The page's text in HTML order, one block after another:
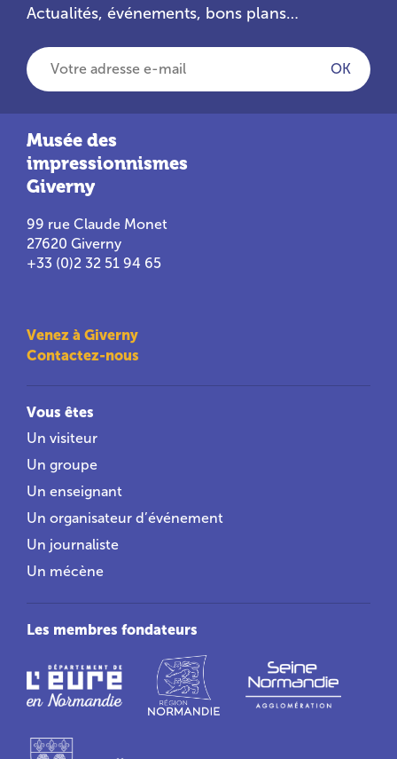
Actualités, événements, bons plans…
Votre adresse e-mail
OK
Musée des
impressionnismes
Giverny
99 rue Claude Monet
27620 Giverny
+33 (0)2 32 51 94 65
Venez à Giverny
Contactez-nous
Vous êtes
Un visiteur
Un groupe
Un enseignant
Un organisateur d’événement
Un journaliste
Un mécène
Les membres fondateurs